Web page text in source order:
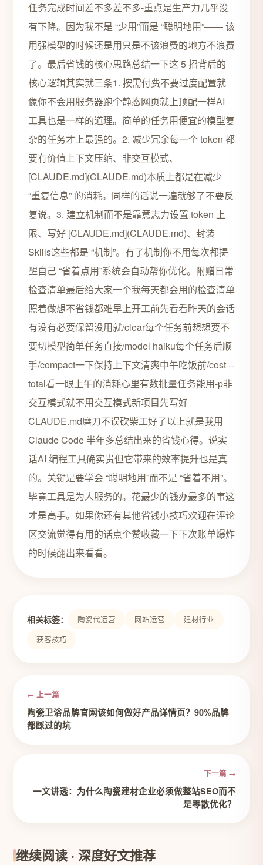
任务完成时间差不多差不多-重点是生产力几乎没
有下降。因为我不是 “少用”而是 “聪明地用”—— 该
用强模型的时候还是用只是不该浪费的地方不浪费
了。最后省钱的核心思路总结一下这 5 招背后的
核心逻辑其实就三条1. 按需付费不要过度配置就
像你不会用服务器跑个静态网页就上顶配一样AI
工具也是一样的道理。简单的任务用便宜的模型复
杂的任务才上最强的。2. 减少冗余每一个 token 都
要有价值上下文压缩、非交互模式、
[CLAUDE.md](CLAUDE.md)本质上都是在减少
“重复信息” 的消耗。同样的话说一遍就够了不要反
复说。3. 建立机制而不是靠意志力设置 token 上
限、写好 [CLAUDE.md](CLAUDE.md)、封装
Skills这些都是 “机制”。有了机制你不用每次都提
醒自己 “省着点用”系统会自动帮你优化。附赠日常
检查清单最后给大家一个我每天都会用的检查清单
照着做想不省钱都难早上开工前先看看昨天的会话
有没有必要保留没用就/clear每个任务前想想要不
要切模型简单任务直接/model haiku每个任务后顺
手/compact一下保持上下文清爽中午吃饭前/cost --
total看一眼上午的消耗心里有数批量任务能用-p非
交互模式就不用交互模式新项目先写好
CLAUDE.md磨刀不误砍柴工好了以上就是我用
Claude Code 半年多总结出来的省钱心得。说实
话AI 编程工具确实贵但它带来的效率提升也是真
的。关键是要学会 “聪明地用”而不是 “省着不用”。
毕竟工具是为人服务的。花最少的钱办最多的事这
才是高手。如果你还有其他省钱小技巧欢迎在评论
区交流觉得有用的话点个赞收藏一下下次账单爆炸
的时候翻出来看看。
相关标签： 陶瓷代运营 网站运营
建材行业
获客技巧
← 上一篇
陶瓷卫浴品牌官网该如何做好产品详情页？90%品牌
都踩过的坑
下一篇 →
一文讲透：为什么陶瓷建材企业必须做整站SEO而不
是零散优化？
继续阅读 · 深度好文推荐